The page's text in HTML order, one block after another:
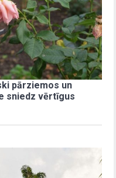
pārziemos un
sniedz vērtīgus